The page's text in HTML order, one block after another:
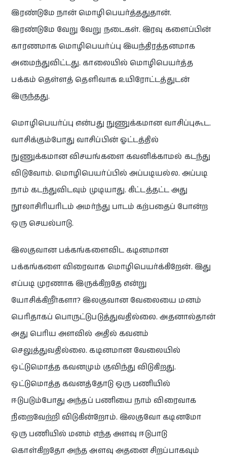
இரண்டுமே நான் மொழிபெயர்த்ததுதான்.
இரண்டுமே வேறு வேறு நடைகள். இரவு களைப்பின்
காரணமாக மொழிபெயர்ப்பு இயந்திரத்தனமாக
அமைந்துவிட்டது. காலையில் மொழிபெயர்த்த
பக்கம் தெள்ளத் தெளிவாக உயிரோட்டத்துடன்
இருந்தது.
மொழிபெயர்ப்பு என்பது நுணுக்கமான வாசிப்புகூட.
வாசிக்கும்போது வாசிப்பின் ஓட்டத்தில்
நுணுக்கமான விசயங்களை கவனிக்காமல் கடந்து
விடுவோம். மொழிபெயர்ப்பில் அப்படியல்ல. அப்படி
நாம் கடந்துவிடவும் முடியாது. கிட்டத்தட்ட அது
நூலாசிரியரிடம் அமர்ந்து பாடம் கற்பதைப் போன்ற
ஒரு செயல்பாடு.
இலகுவான பக்கங்களைவிட கடினமான
பக்கங்களை விரைவாக மொழிபெயர்க்கிறேன். இது
எப்படி முரணாக இருக்கிறதே என்று
யோசிக்கிறீர்களா? இலகுவான வேலையை மனம்
பெரிதாகப் பொருட்டுபடுத்துவதில்லை. அதனால்தான்
அது பெரிய அளவில் அதில் கவனம்
செலுத்துவதில்லை. கடினமான வேலையில்
ஒட்டுமொத்த கவனமும் குவிந்து விடுகிறது.
ஒட்டுமொத்த கவனத்தோடு ஒரு பணியில்
ஈடுபடும்போது அந்தப் பணியை நாம் விரைவாக
நிறைவேற்றி விடுகின்றோம். இலகுவோ கடினமோ
ஒரு பணியில் மனம் எந்த அளவு ஈடுபாடு
கொள்கிறதோ அந்த அளவு அதனை சிறப்பாகவும்